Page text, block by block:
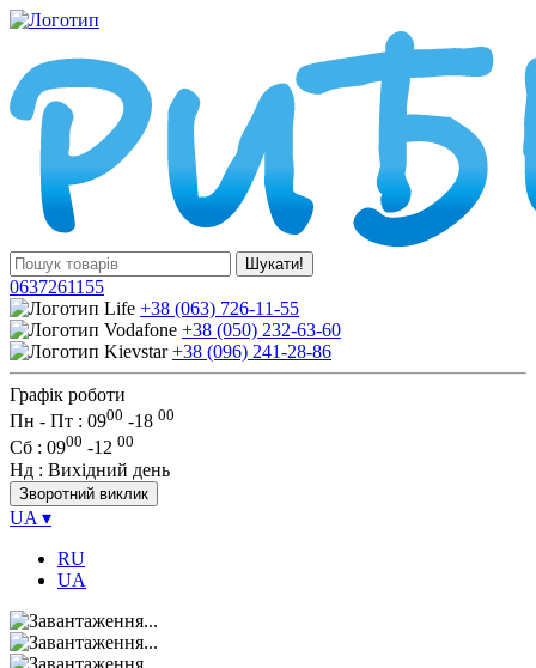
Шукати!
0637261155
+38 (063) 726-11-55
+38 (050) 232-63-60
+38 (096) 241-28-86
Графік роботи
Пн - Пт : 0900 -18 00
Сб : 0900 -12 00
Нд : Вихідний день
Зворотний виклик
UA ▾
RU
UA